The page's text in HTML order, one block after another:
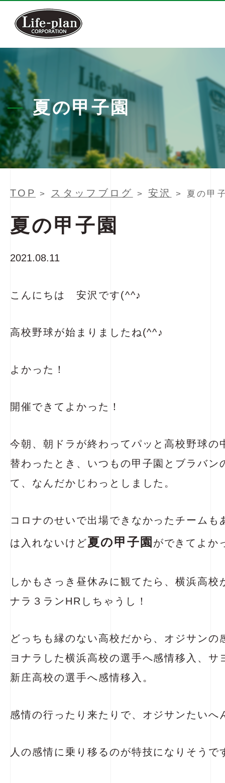
夏の甲子園
TOP > スタッフブログ > 安沢 > 夏の甲
夏の甲子園
2021.08.11
こんにちは 安沢です(^^♪
高校野球が始まりましたね(^^♪
よかった！
開催できてよかった！
今朝、朝ドラが終わってパッと高校野球の
替わったとき、いつもの甲子園とブラバン
て、なんだかじわっとしました。
コロナのせいで出場できなかったチームも
は入れないけど夏の甲子園 ができてよか
しかもさっき昼休みに観てたら、横浜高校
ナラ３ランHRしちゃうし！
どっちも縁のない高校だから、オジサンの
ヨナラした横浜高校の選手へ感情移入、サ
新庄高校の選手へ感情移入。
感情の行ったり来たりで、オジサンたいへ
人の感情に乗り移るのが特技になりそうで